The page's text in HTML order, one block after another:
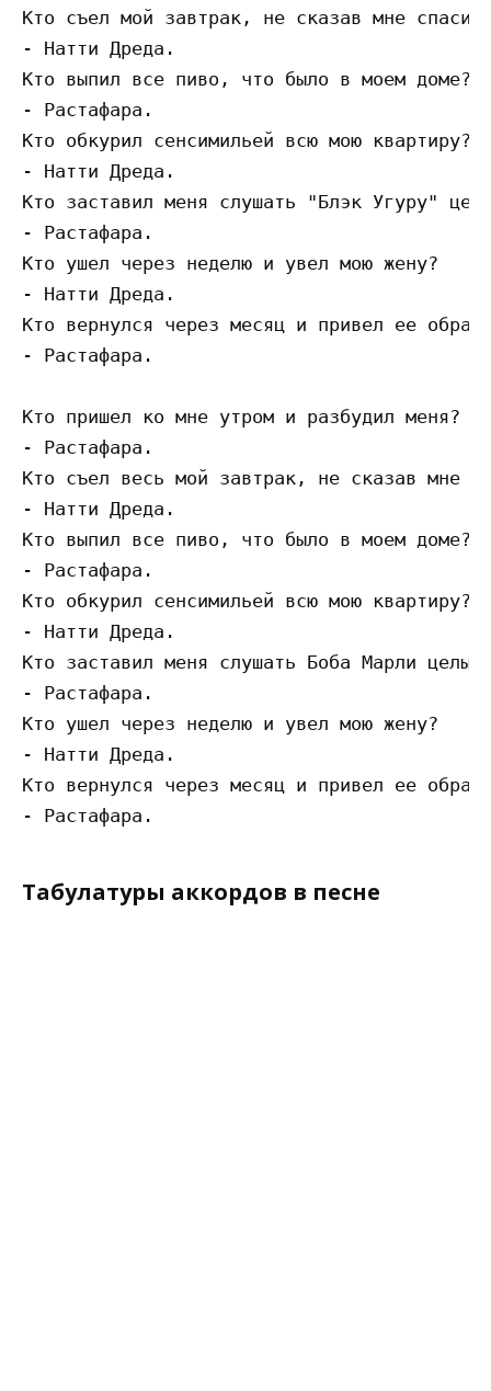
Кто съел мой завтрак, не сказав мне
- Натти Дреда.
Кто выпил все пиво, что было в моем доме?
- Растафара.
Кто обкурил сенсимильей всю мою квартиру?
- Натти Дреда.
Кто заставил меня слушать "Блэк Угуру"
- Растафара.
Кто ушел через неделю и увел мою жену?
- Натти Дреда.
Кто вернулся через месяц и привел ее
- Растафара.
Кто пришел ко мне утром и разбудил меня?
- Растафара.
Кто съел весь мой завтрак, не сказав мне
- Натти Дреда.
Кто выпил все пиво, что было в моем доме?
- Растафара.
Кто обкурил сенсимильей всю мою квартиру?
- Натти Дреда.
Кто заставил меня слушать Боба Марли целый
- Растафара.
Кто ушел через неделю и увел мою жену?
- Натти Дреда.
Кто вернулся через месяц и привел ее
Табулатуры аккордов в песне